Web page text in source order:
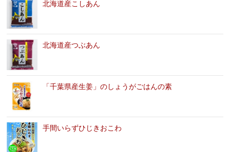
北海道産こしあん
北海道産つぶあん
「千葉県産生姜」のしょうがごはんの素
手間いらずひじきおこわ